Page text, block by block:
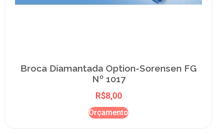
Broca Diamantada Option-Sorensen FG
Nº 1017
R$8,00
Orçamento